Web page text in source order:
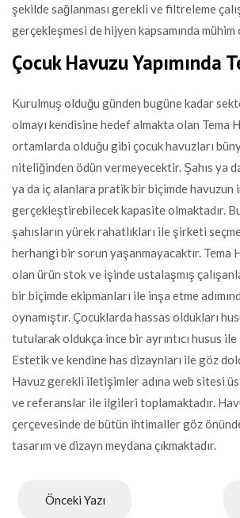
şekilde sağlanması gerekli ve filtreleme
gerçekleşmesi de hijyen kapsamında mühim
Çocuk Havuzu Yapımında
Kurulmuş olduğu günden bugüne kadar
olmayı kendisine hedef almakta olan Tema
ortamlarda olduğu gibi çocuk havuzları
niteliğinden ödün vermeyecektir. Şahıs ya
ya da iç alanlara pratik bir biçimde havuzun
gerçekleştirebilecek kapasite olmaktadır.
şahısların yürek rahatlıkları ile şirketi
herhangi bir sorun yaşanmayacaktır. Tema
olan ürün stok ve işinde ustalaşmış
bir biçimde ekipmanları ile inşa etme
oynamıştır. Çocuklarda hassas oldukları
tutularak oldukça ince bir ayrıntıcı husus
Estetik ve kendine has dizaynları ile göz
Havuz gerekli iletişimler adına web sitesi
ve referanslar ile ilgileri toplamaktadır.
çerçevesinde de bütün ihtimaller göz
tasarım ve dizayn meydana çıkmaktadır.
Önceki Yazı